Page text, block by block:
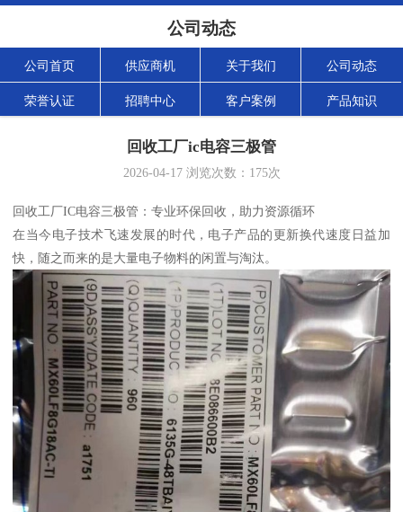
公司动态
公司首页 供应商机 关于我们 公司动态
荣誉认证 招聘中心 客户案例 产品知识
回收工厂ic电容三极管
2026-04-17浏览次数： 175次
回收工厂IC电容三极管：专业环保回收，助力资源循环
在当今电子技术飞速发展的时代，电子产品的更新换代速度日益加
快，随之而来的是大量电子物料的闲置与淘汰。